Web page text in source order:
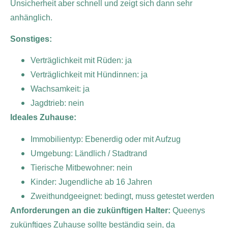
Unsicherheit aber schnell und zeigt sich dann sehr
anhänglich.
Sonstiges:
Verträglichkeit mit Rüden: ja
Verträglichkeit mit Hündinnen: ja
Wachsamkeit: ja
Jagdtrieb: nein
Ideales Zuhause:
Immobilientyp: Ebenerdig oder mit Aufzug
Umgebung: Ländlich / Stadtrand
Tierische Mitbewohner: nein
Kinder: Jugendliche ab 16 Jahren
Zweithundgeeignet: bedingt, muss getestet werden
Anforderungen an die zukünftigen Halter: Queenys
zukünftiges Zuhause sollte beständig sein, da